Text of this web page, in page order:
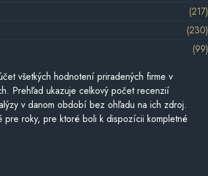
(217)
(230)
(99)
všetkých hodnotení priradených firme v
Prehľad ukazuje celkový počet recenzií
v danom období bez ohľadu na ich zdroj.
pre roky, pre ktoré boli k dispozícii kompletné